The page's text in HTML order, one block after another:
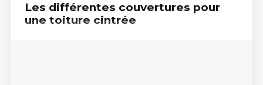
Les différentes couvertures pour
une toiture cintrée